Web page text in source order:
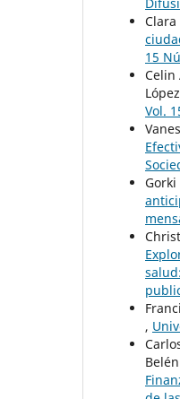
Clara
15
Celin
Vol.
,